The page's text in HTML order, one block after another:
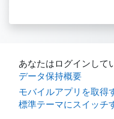
あなたはログインして
データ保持概要
モバイルアプリを取得
標準テーマにスイッチ